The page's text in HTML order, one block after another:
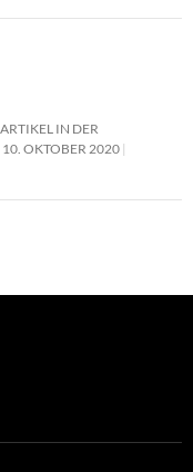
IN DER
10. OKTOBER 2020